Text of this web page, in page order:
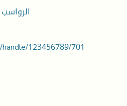
123456789/701